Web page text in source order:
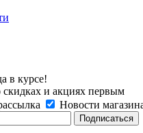
в курсе!
скидках и акциях первым
Новости